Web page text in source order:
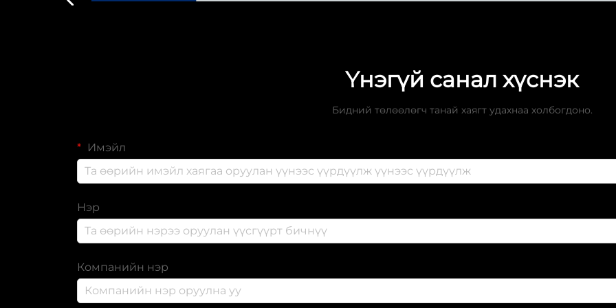
Үнэгүй санал хүснэк
Бидний төлөөлөгч танай хаягт удахнаа холбогдоно.
Имэйл
Нэр
Компанийн нэр